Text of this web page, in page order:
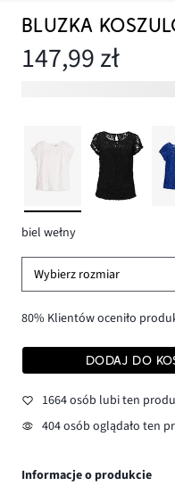
BLUZKA
147,99 zł
biel wełny
Wybierz rozmiar
80% Klientów oceniło
DODAJ DO
1664 osób lubi ten
404 osób oglądało ten
Informacje o produkcie